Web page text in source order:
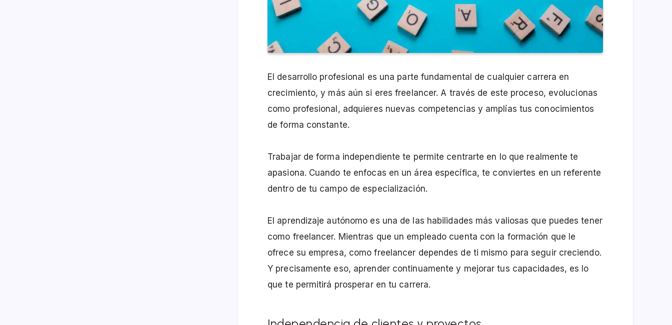
El desarrollo profesional es una parte fundamental de cualquier carrera en
crecimiento, y más aún si eres freelancer. A través de este proceso, evolucionas
como profesional, adquieres nuevas competencias y amplías tus conocimientos
de forma constante.
Trabajar de forma independiente te permite centrarte en lo que realmente te
apasiona. Cuando te enfocas en un área específica, te conviertes en un referente
dentro de tu campo de especialización.
El aprendizaje autónomo es una de las habilidades más valiosas que puedes tener
como freelancer. Mientras que un empleado cuenta con la formación que le
ofrece su empresa, como freelancer dependes de ti mismo para seguir creciendo.
Y precisamente eso, aprender continuamente y mejorar tus capacidades, es lo
que te permitirá prosperar en tu carrera.